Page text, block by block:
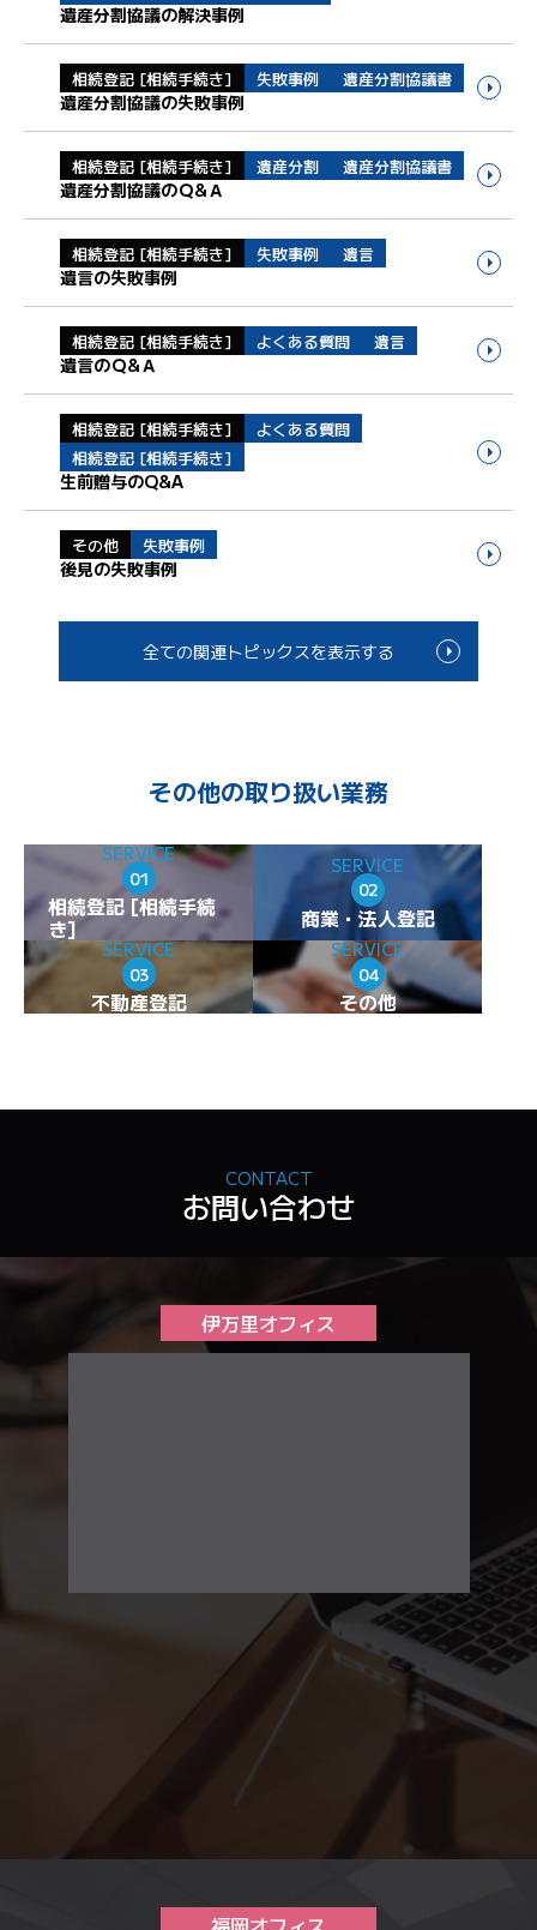
遺産分割協議の解決事例
相続登記 [相続手続き] 失敗事例 遺産分割協議書
遺産分割協議の失敗事例
相続登記 [相続手続き] 遺産分割 遺産分割協議書
遺産分割協議のＱ&Ａ
相続登記 [相続手続き] 失敗事例 遺言
遺言の失敗事例
相続登記 [相続手続き] よくある質問 遺言
遺言のＱ&Ａ
相続登記 [相続手続き]
よくある質問
相続登記 [相続手続き]
生前贈与のQ&A
その他 失敗事例
後見の失敗事例
全ての関連トピックスを表示する
その他の取り扱い業務
SERVICE
01
相続登記 [相続手続
き]
SERVICE
02
商業・法人登記
SERVICE
03
不動産登記
SERVICE
04
その他
CONTACT
お問い合わせ
伊万里オフィス